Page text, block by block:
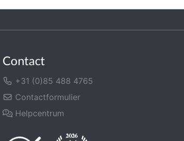
Contact
+31 (0)85 488 4765
Contactformulier
Helpcentrum